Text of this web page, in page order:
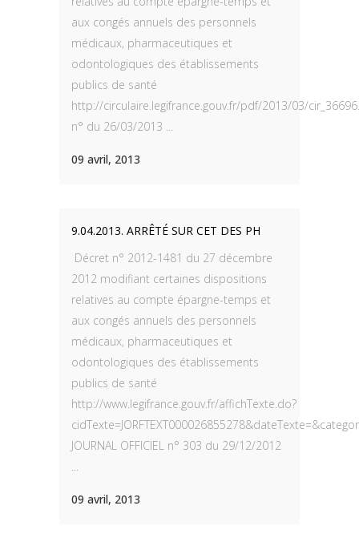
aux congés annuels des personnels
médicaux, pharmaceutiques et
odontologiques des établissements
publics de santé
http://circulaire.legifrance.gouv.fr/pdf/2013/03/
n° du 26/03/2013 ...
09 avril, 2013
9.04.2013. ARRÊTÉ SUR CET DES PH
Décret n° 2012-1481 du 27 décembre
2012 modifiant certaines dispositions
relatives au compte épargne-temps et
aux congés annuels des personnels
médicaux, pharmaceutiques et
odontologiques des établissements
publics de santé
http://www.legifrance.gouv.fr/affichTexte.do?
JOURNAL OFFICIEL n° 303 du 29/12/2012
...
09 avril, 2013